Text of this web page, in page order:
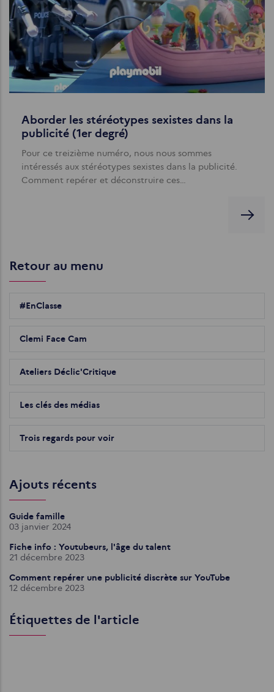
Aborder les stéréotypes sexistes dans la
publicité (1er degré)
Pour ce treizième numéro, nous nous sommes
intéressés aux stéréotypes sexistes dans la publicité.
Comment repérer et déconstruire ces…
Retour au menu
#EnClasse
Clemi Face Cam
Ateliers Déclic'Critique
Les clés des médias
Trois regards pour voir
Ajouts récents
Guide famille
03 janvier 2024
Fiche info : Youtubeurs, l'âge du talent
21 décembre 2023
Comment repérer une publicité discrète sur YouTube
12 décembre 2023
Étiquettes de l'article